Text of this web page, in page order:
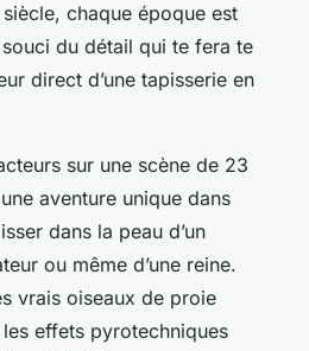
siècle, chaque époque est
du détail qui te fera te
direct d’une tapisserie en
sur une scène de 23
aventure unique dans
dans la peau d’un
ou même d’une reine.
vrais oiseaux de proie
effets pyrotechniques